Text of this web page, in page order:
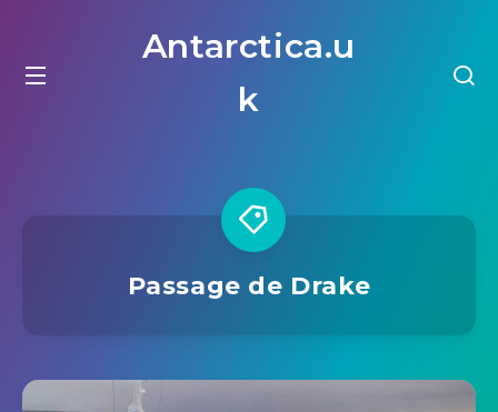
Antarctica.u
k
Passage de Drake